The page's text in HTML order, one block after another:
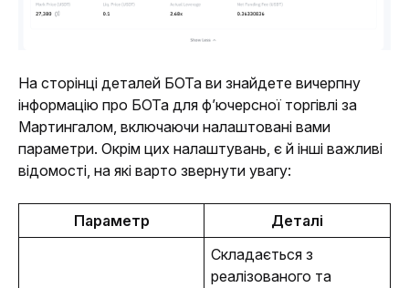
На сторінці деталей БОТа ви знайдете вичерпну
інформацію про БОТа для ф’ючерсної торгівлі за
Мартингалом, включаючи налаштовані вами
параметри. Окрім цих налаштувань, є й інші важливі
відомості, на які варто звернути увагу:
Параметр Деталі
Складається з
реалізованого та